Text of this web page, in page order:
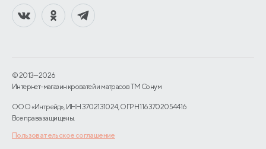
© 2013—2026
Интернет-магазин кроватей и матрасов TM Сонум
ООО «Интрейд», ИНН 3702131024, ОГРН 1163702054416
Все права защищены.
Пользовательское соглашение